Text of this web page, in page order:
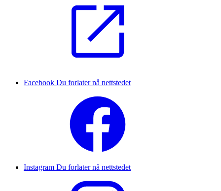
Facebook Du forlater nå nettstedet
Instagram Du forlater nå nettstedet